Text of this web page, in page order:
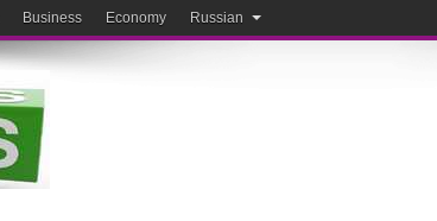
Business Economy Russian